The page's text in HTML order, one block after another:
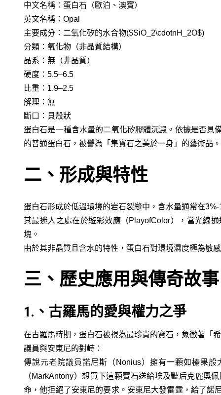
中文名稱：蛋白石（歐泊、澳寶）
英文名稱：Opal
主要成分：二氧化矽的水合物($SiO_2\cdotnH_2O$)
分類：氧化物（非晶質結構）
晶系：無（非晶質）
硬度：5.5–6.5
比重：1.9–2.5
解理：無
斷口：貝殼狀
蛋白石是一種含水量的二氧化矽膠體沉澱。依據是否具
的普通蛋白石，被譽為「集寶石之美於一身」的藝術品。
二、形成與特性
蛋白石形成於低溫環境的岩石裂縫中，含水量通常在
其最迷人之處在於遊彩效應（PlayofColor），當光線
塊。
由於其非晶質且含水的特性，蛋白石對環境濕度極為敏
三、歷史應用與傳奇故事
1.、古羅馬的愛與權力之爭
在古羅馬時期，蛋白石被視為最珍貴的寶石，象徵著「
議員與安東尼的對峙：
傳說元老院議員諾尼斯（Nonius）擁有一顆如榛果
（MarkAntony）想買下這顆寶石送給埃及豔后克麗奧
命，他拒絕了安東尼的要求。安東尼大發雷霆，給了諾